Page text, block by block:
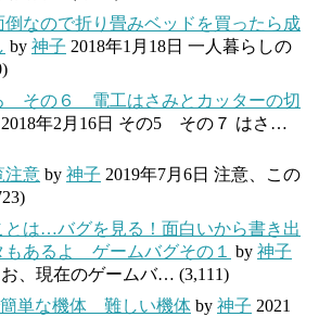
なので折り畳みベッドを買ったら成
by 神子 2018年1月18日 一人暮らしの
その６ 電工はさみとカッターの切
2018年2月16日 その5 その７ はさ…
注意 by 神子 2019年7月6日 注意、この
とは…バグを見る！面白いから書き出
あるよ ゲームバグその１
by 神子
、現在のゲームバ… (3,111)
単な機体 難しい機体 by 神子 2021